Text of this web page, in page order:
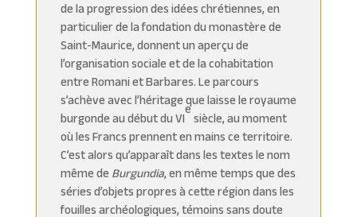
de la progression des idées chrétiennes, en
particulier de la fondation du monastère de
Saint-Maurice, donnent un aperçu de
l’organisation sociale et de la cohabitation
entre Romani et Barbares. Le parcours
s’achève avec l’héritage que laisse le royaume
burgonde au début du VI
e
siècle, au moment
où les Francs prennent en mains ce territoire.
C’est alors qu’apparaît dans les textes le nom
même de Burgundia, en même temps que des
séries d’objets propres à cette région dans les
fouilles archéologiques, témoins sans doute